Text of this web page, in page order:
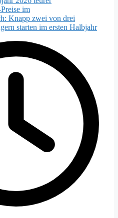
im
Knapp zwei von drei
starten im ersten Halbjahr